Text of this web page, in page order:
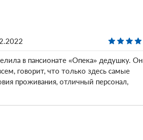
в пансионате «Опека» дедушку. Он
говорит, что только здесь самые
проживания, отличный персонал,